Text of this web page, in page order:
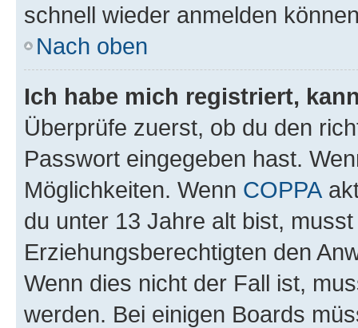
schnell wieder anmelden
Nach oben
Ich habe mich registriert,
Überprüfe zuerst, ob du den
Passwort eingegeben hast.
Möglichkeiten. Wenn COPPA
du unter 13 Jahre alt bist,
Erziehungsberechtigten den
Wenn dies nicht der Fall ist,
werden. Bei einigen Boards